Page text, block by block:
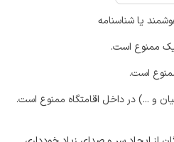
یا شناسنامه
ممنوع است.
است.
و ...) در داخل اقامتگاه ممنوع است.